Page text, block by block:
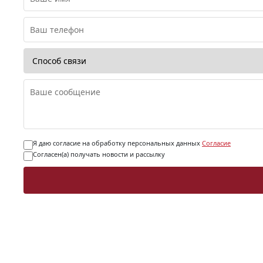
Я даю согласие на обработку персональных данных Согласие
Согласен(а) получать новости и рассылку